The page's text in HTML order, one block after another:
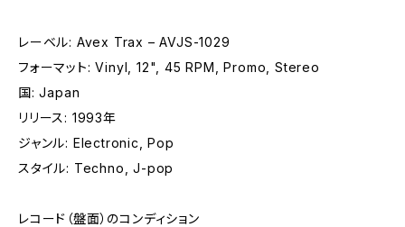
レーベル: Avex Trax – AVJS-1029
フォーマット: Vinyl, 12", 45 RPM, Promo, Stereo
国: Japan
リリース: 1993年
ジャンル: Electronic, Pop
スタイル: Techno, J-pop
レコード（盤面）のコンディション